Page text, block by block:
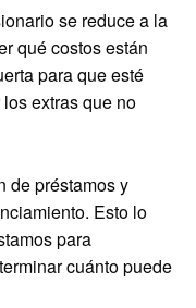
se reduce a la
qué costos están
para que esté
extras que no
de préstamos y
Esto lo
para
cuánto puede